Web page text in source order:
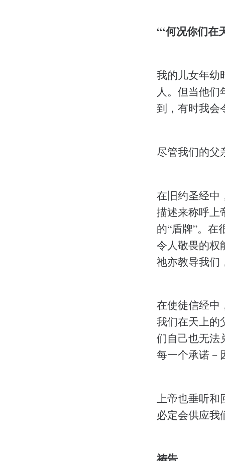
“‘何况你们在
我的儿女年幼
人。但当他
到，有时我会
尽管我们的父
在旧约圣经中
描述来称呼上
的“盾牌”。在
令人敬畏的权
祂亦教导我们
在使徒信经中
我们在天上的
们自己也无法
每一个承诺－
上帝也垂听和
必定会供应我